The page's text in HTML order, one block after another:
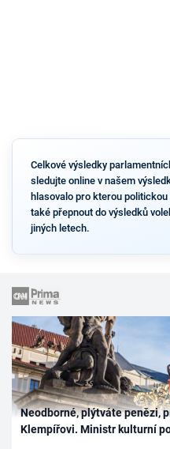
Celkové výsledky
sledujte online v našem
hlasovalo pro kterou
také přepnout do výsledků
jiných letech.
Neodborné, plýtváte penězi,
Klempířovi. Ministr kulturní